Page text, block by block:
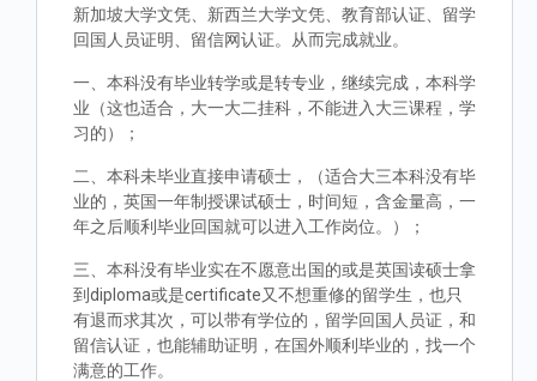
新加坡大学文凭、新西兰大学文凭、教育部认证、留学
回国人员证明、留信网认证。从而完成就业。
一、本科没有毕业转学或是转专业，继续完成，本科学
业（这也适合，大一大二挂科，不能进入大三课程，学
习的）；
二、本科未毕业直接申请硕士，（适合大三本科没有毕
业的，英国一年制授课试硕士，时间短，含金量高，一
年之后顺利毕业回国就可以进入工作岗位。）；
三、本科没有毕业实在不愿意出国的或是英国读硕士拿
到diploma或是certificate又不想重修的留学生，也只
有退而求其次，可以带有学位的，留学回国人员证，和
留信认证，也能辅助证明，在国外顺利毕业的，找一个
满意的工作。